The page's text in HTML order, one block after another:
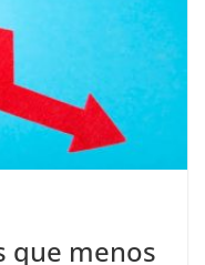
que menos